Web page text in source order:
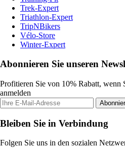
Trek-Expert
Triathlon-Expert
TripNBikers
Vélo-Store
Winter-Expert
Abonnieren Sie unseren
Profitieren Sie von 10% Rabatt, wenn
anmelden
Bleiben Sie in Verbindung
Folgen Sie uns in den sozialen